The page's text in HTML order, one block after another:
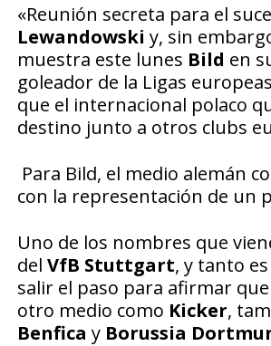
«Reunión secreta para el
Lewandowski y, sin
muestra este lunes Bild en
goleador de la Ligas
que el internacional polaco
destino junto a otros clubs
Para Bild, el medio alemán
con la representación de un
Uno de los nombres que
del VfB Stuttgart, y tanto
salir el paso para afirmar
otro medio como Kicker,
Benfica y Borussia